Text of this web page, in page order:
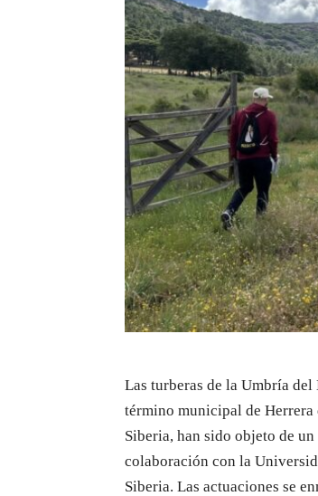
Las turberas de la Umbría
término municipal de Herrera
Siberia, han sido objeto de
colaboración con la
Siberia. Las actuaciones se